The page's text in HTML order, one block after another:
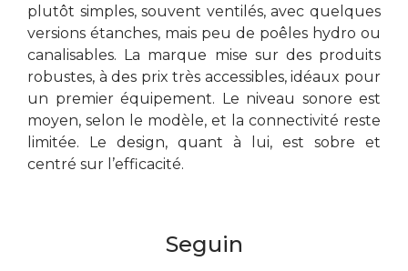
plutôt simples, souvent ventilés, avec quelques
versions étanches, mais peu de poêles hydro ou
canalisables. La marque mise sur des produits
robustes, à des prix très accessibles, idéaux pour
un premier équipement. Le niveau sonore est
moyen, selon le modèle, et la connectivité reste
limitée. Le design, quant à lui, est sobre et
centré sur l’efficacité.
Seguin